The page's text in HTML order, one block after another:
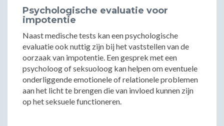
Psychologische evaluatie voor
impotentie
Naast medische tests kan een psychologische
evaluatie ook nuttig zijn bij het vaststellen van de
oorzaak van impotentie. Een gesprek met een
psycholoog of seksuoloog kan helpen om eventuele
onderliggende emotionele of relationele problemen
aan het licht te brengen die van invloed kunnen zijn
op het seksuele functioneren.